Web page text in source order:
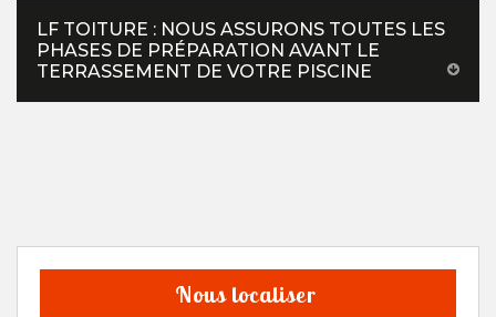
LF TOITURE : NOUS ASSURONS TOUTES LES
PHASES DE PRÉPARATION AVANT LE
TERRASSEMENT DE VOTRE PISCINE
Nous localiser